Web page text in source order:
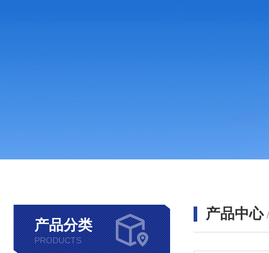
产品分类
PRODUCTS
产品中心